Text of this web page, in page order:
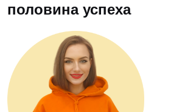
половина успеха